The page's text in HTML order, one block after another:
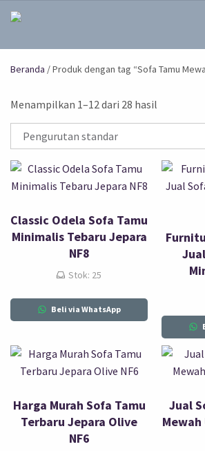
Beranda / Produk dengan tag “Sofa Tamu
Menampilkan 1–12 dari 28 hasil
Classic Odela Sofa Tamu
Minimalis Tebaru Jepara
NF8
Stok: 25
Beli via WhatsApp
Harga Murah Sofa Tamu
Terbaru Jepara Olive
NF6
Jual
Mewah